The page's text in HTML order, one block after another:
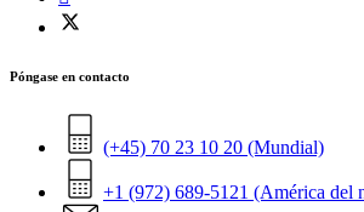
Póngase en contacto
(+45) 70 23 10 20 (Mundial)
+1 (972) 689-5121 (América del